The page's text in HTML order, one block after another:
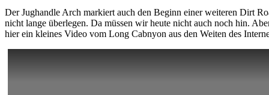
Der Jughandle Arch markiert auch den Beginn einer weiteren Dirt
nicht lange überlegen. Da müssen wir heute nicht auch noch hin.
hier ein kleines Video vom Long Cabnyon aus den Weiten des